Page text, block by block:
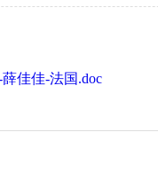
佳佳-法国.doc